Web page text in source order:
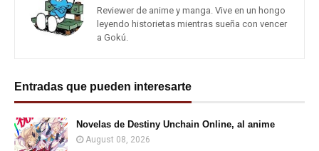
Reviewer de anime y manga. Vive en un hongo
leyendo historietas mientras sueña con vencer
a Gokú.
Entradas que pueden interesarte
Novelas de Destiny Unchain Online, al anime
August 08, 2026